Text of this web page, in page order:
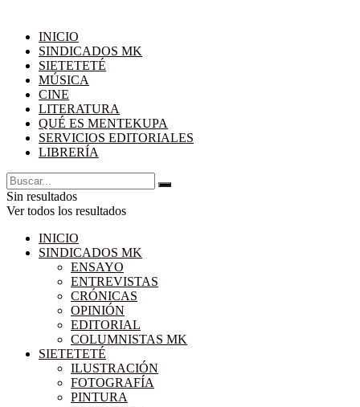
INICIO
SINDICADOS MK
SIETETETÉ
MÚSICA
CINE
LITERATURA
QUÉ ES MENTEKUPA
SERVICIOS EDITORIALES
LIBRERÍA
Sin resultados
Ver todos los resultados
INICIO
SINDICADOS MK
ENSAYO
ENTREVISTAS
CRÓNICAS
OPINIÓN
EDITORIAL
COLUMNISTAS MK
SIETETETÉ
ILUSTRACIÓN
FOTOGRAFÍA
PINTURA